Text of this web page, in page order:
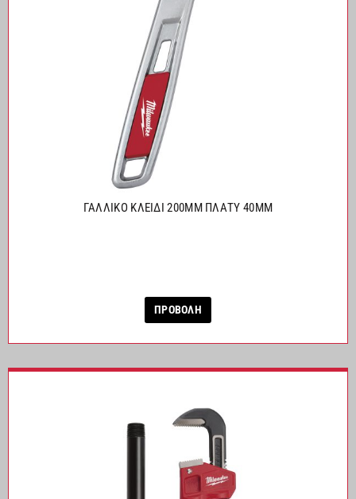
ΓΑΛΛΙΚΟ ΚΛΕΙΔΙ 200MM ΠΛΑΤΥ 40MM
ΠΡΟΒΟΛΗ